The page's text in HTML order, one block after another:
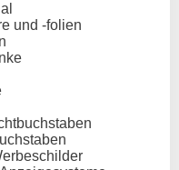
und -folien